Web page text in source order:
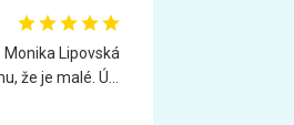
. Monika Lipovská